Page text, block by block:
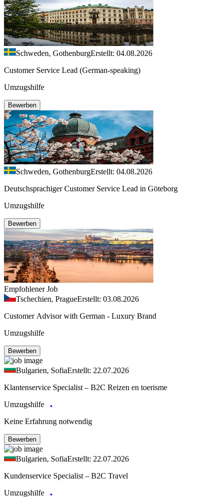
Schweden, GothenburgErstellt: 04.08.2026
Customer Service Lead (German-speaking)
Umzugshilfe
Bewerben
Schweden, GothenburgErstellt: 04.08.2026
Deutschsprachiger Customer Service Lead in Göteborg
Umzugshilfe
Bewerben
Empfohlener Job
Tschechien, PragueErstellt: 03.08.2026
Customer Advisor with German - Luxury Brand
Umzugshilfe
Bewerben
Bulgarien, SofiaErstellt: 22.07.2026
Klantenservice Specialist – B2C Reizen en toerisme
Umzugshilfe
Keine Erfahrung notwendig
Bewerben
Bulgarien, SofiaErstellt: 22.07.2026
Kundenservice Specialist – B2C Travel
Umzugshilfe